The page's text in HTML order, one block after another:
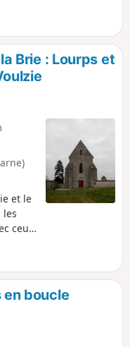
la-Petite recèle
Brie : Lourps et
et le
les
ceux
ne
en boucle